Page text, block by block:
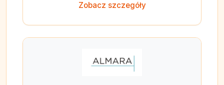
Zobacz szczegóły